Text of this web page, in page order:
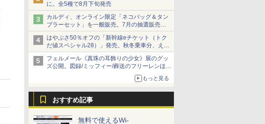
に。全5種で8月下旬発売
カルディ、オンライン限定「ネコバッグ＆タン
ブラーセット」を一般販売。7月の抽選販売の
当選無効分
はやぶさ50％オフの「新幹線eチケット（トク
だ値スペシャル28）」発売。秋冬乗車分、えき
ねっと限定
フェルメール《真珠の耳飾りの少女》展のグッ
ズ公開。図録/ミッフィー/葬送のフリーレンほ
もっと見る
おすすめ記事
無料で使えるWi-